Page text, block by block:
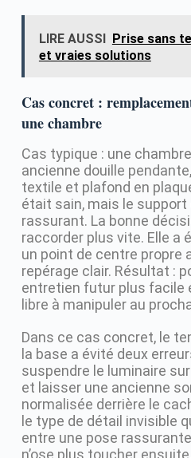
LIRE AUSSI Prise sans
et vraies solutions
Cas concret :
une chambre
Cas typique : une
ancienne douille
textile et plafond en
était sain, mais le support
rassurant. La bonne
raccorder plus vite. Elle a
un point de centre propre
repérage clair. Résultat :
entretien futur plus facile
libre à manipuler au
Dans ce cas concret, le
la base a évité deux
suspendre le luminaire
et laisser une ancienne
normalisée derrière le
le type de détail invisible
entre une pose
n’ose plus toucher ensuite.